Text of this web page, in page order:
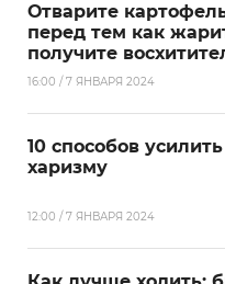
Отварите
перед тем как
получите
16:00 / 7 ЯНВАРЯ 2024
10 способов
харизму
12:00 / 7 ЯНВАРЯ 2024